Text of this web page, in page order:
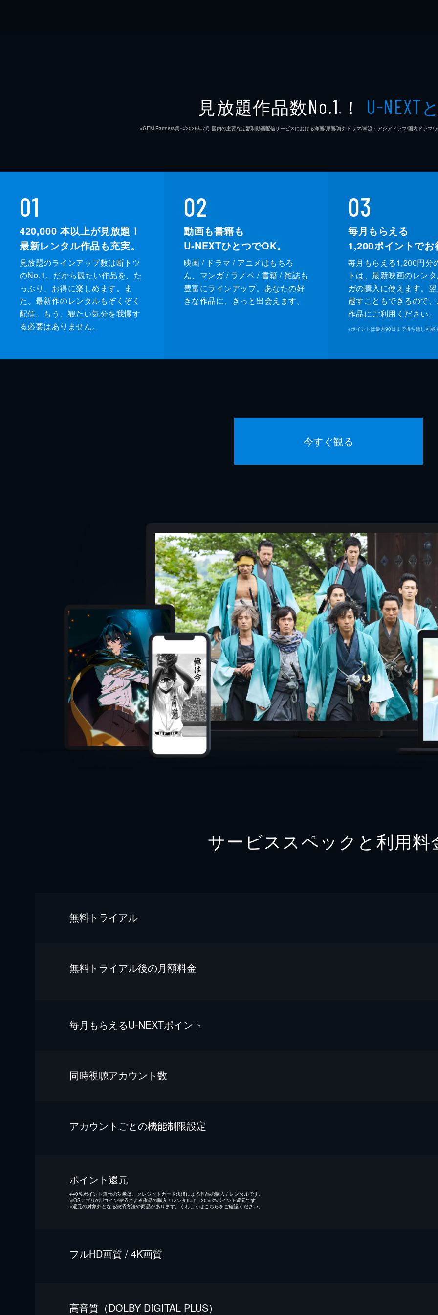
見放題作品数No.1 ※ ！ U-NEXT
※GEM Partners調べ/2026年7⽉ 国内の主要な定額制動画配信サービスにおける洋画/邦画/海外ドラマ/韓流・アジアドラマ/国内ドラマ/
01
420,000 本以上が見放題！
最新レンタル作品も充実。
見放題のラインアップ数は断トツ
のNo.1。だから観たい作品を、た
っぷり、お得に楽しめます。ま
た、最新作のレンタルもぞくぞく
配信。もう、観たい気分を我慢す
る必要はありません。
02
動画も書籍も
U-NEXTひとつでOK。
映画 / ドラマ / アニメはもちろ
ん、マンガ / ラノベ / 書籍 / 雑誌も
豊富にラインアップ。あなたの好
きな作品に、きっと出会えます。
03
毎月もらえる
1,200ポイントでお
毎月もらえる1,200円分
トは、最新映画のレン
ガの購入に使えます。
越すこともできるので
作品にご利用ください。
※ポイントは最大90日まで持ち越し可能
今すぐ観る
サービススペックと利用料
無料トライアル
無料トライアル後の⽉額料金
毎⽉もらえるU-NEXTポイント
同時視聴アカウント数
アカウントごとの機能制限設定
ポイント還元
※40％ポイント還元の対象は、クレジットカード決済による作品の購入 / レンタルです。
※iOSアプリのUコイン決済による作品の購入 / レンタルは、20％のポイント還元です。
※還元の対象外となる決済方法や商品があります。くわしくは こちらをご確認ください。
フルHD画質 / 4K画質
⾼⾳質（DOLBY DIGITAL PLUS）